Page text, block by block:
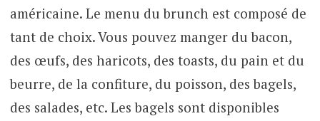
américaine. Le menu du brunch est composé de
tant de choix. Vous pouvez manger du bacon,
des œufs, des haricots, des toasts, du pain et du
beurre, de la confiture, du poisson, des bagels,
des salades, etc. Les bagels sont disponibles